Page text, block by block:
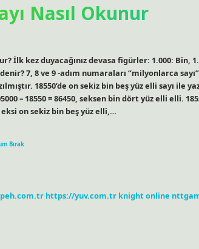
Nasıl Okunur
İlk kez duyacağınız devasa figürler: 1.000: Bin,
7, 8 ve 9 -adım numaraları “milyonlarca
18550’de on sekiz bin beş yüz elli sayı ile
– 18550 = 86450, seksen bin dört yüz elli elli.
eksi on sekiz bin beş yüz elli,…
Bırak
https://yuv.com.tr knight online